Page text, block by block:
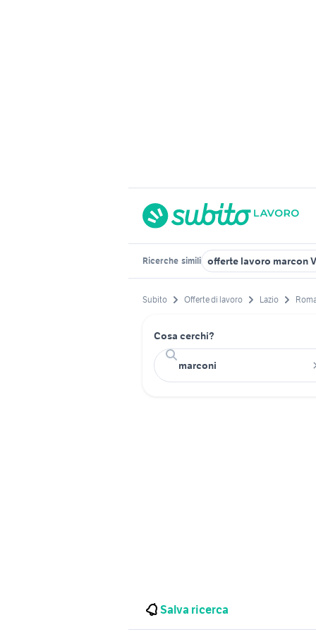
Ricerche simili offerte lavoro marcon
Subito Offerte di lavoro Lazio
Cosa cerchi?
Salva ricerca